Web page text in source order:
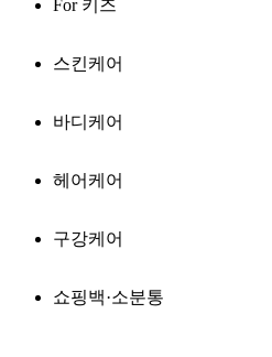
For 키즈
스킨케어
바디케어
헤어케어
구강케어
쇼핑백·소분통